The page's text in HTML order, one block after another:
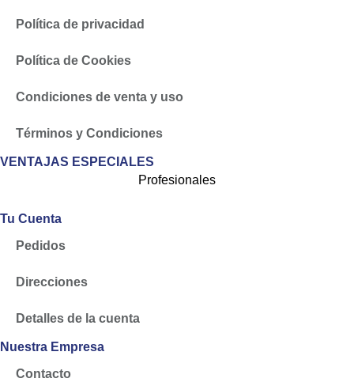
Política de privacidad
Política de Cookies
Condiciones de venta y uso
Términos y Condiciones
VENTAJAS ESPECIALES
Profesionales
Tu Cuenta
Pedidos
Direcciones
Detalles de la cuenta
Nuestra Empresa
Contacto